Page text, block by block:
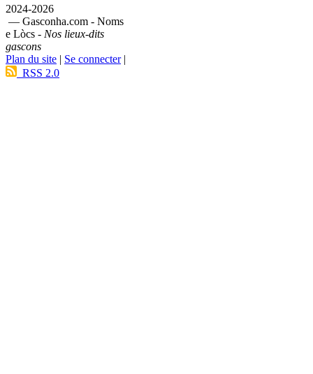
2024-2026
— Gasconha.com - Noms
e Lòcs - Nos lieux-dits
gascons
Plan du site | Se connecter|
RSS 2.0